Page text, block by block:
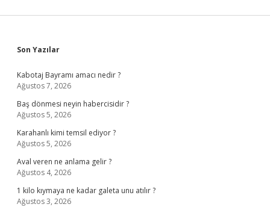
Sidebar
Son Yazılar
Kabotaj Bayramı amacı nedir ?
Ağustos 7, 2026
Baş dönmesi neyin habercisidir ?
Ağustos 5, 2026
Karahanlı kimi temsil ediyor ?
Ağustos 5, 2026
Aval veren ne anlama gelir ?
Ağustos 4, 2026
1 kilo kıymaya ne kadar galeta unu atılır ?
Ağustos 3, 2026